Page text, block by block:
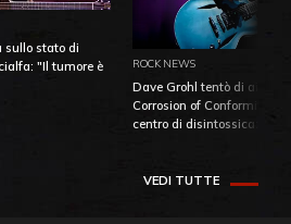
sullo stato di
"Il tumore è
ROCK NEWS
Dave Grohl tentò di
Corrosion of Conformity
centro di
VEDI TUTTE